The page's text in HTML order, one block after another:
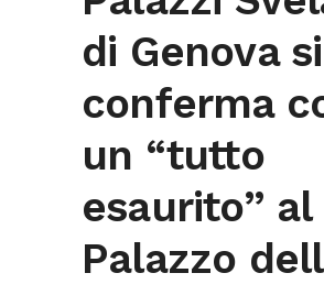
di Genova si
conferma
un “tutto
esaurito” al
Palazzo